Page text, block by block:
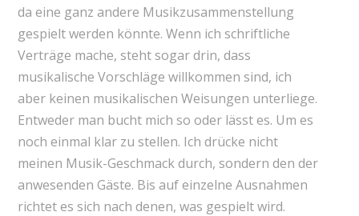
da eine ganz andere Musikzusammenstellung
gespielt werden könnte. Wenn ich schriftliche
Verträge mache, steht sogar drin, dass
musikalische Vorschläge willkommen sind, ich
aber keinen musikalischen Weisungen unterliege.
Entweder man bucht mich so oder lässt es. Um es
noch einmal klar zu stellen. Ich drücke nicht
meinen Musik-Geschmack durch, sondern den der
anwesenden Gäste. Bis auf einzelne Ausnahmen
richtet es sich nach denen, was gespielt wird.